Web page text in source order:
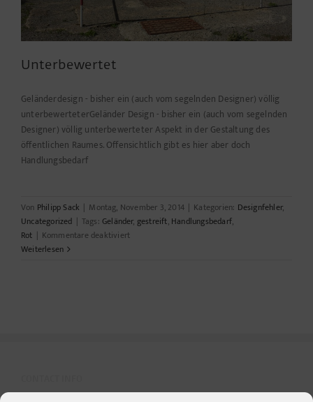
Unterbewertet
Geländerdesign - bisher ein (auch vom segelnden Designer) völlig
unterbewerteterGeländer Design - bisher ein (auch vom segelnden
Designer) völlig unterbewerteter Aspekt in der Gestaltung des
öffentlichen Raumes. Offensichtlich gibt es hier aber doch
Handlungsbedarf
Von Philipp Sack | Montag, November 3, 2014 | Kategorien: Designfehler,
Uncategorized | Tags: Geländer, gestreift, Handlungsbedarf,
Rot | Kommentare deaktiviertfür
Weiterlesen